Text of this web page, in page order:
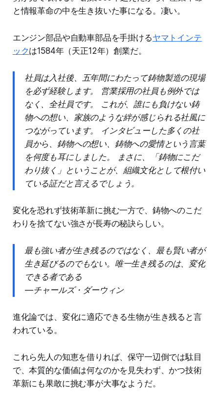
と情報革命の中を生き抜いた事になる。凄い。
エンジン部品や自動車部品を手掛けるヤマトインテ
ックは1584年（天正12年）創業だ。
社員は入社後、五年間にわたって鋳物製造の現場
を必ず経験します。 営業採用の社員も例外では
なく、全社員です。 これが、誰にも負けない鋳
物への想い、家族のような絆が感じられる社風に
つながっています。 インタビューした多くの社
員から、鋳物への想い、鋳物への愛情という言葉
を何度も耳にしました。 まさに、「鋳物にこだ
わり抜く」ということが、組織文化として根付い
ている証だと言えるでしょう。
変化を恐れず技術革新に挑む一方で、鋳物へのこだ
わりを捨てない強さが長寿の秘訣らしい。
最も強い者が生き残るのではなく、最も賢い者が
生き延びるのでもない。唯一生き残るのは、変化
できる者である
— チャールズ・ダーウィン
進化論では、変化に適応できる生物が生き残ると言
われている。
これら先人の知恵を借りれば、保守一辺倒では駄目
で、本質的な価値は何なのかを見失わず、かつ技術
革新にも果敢に挑む事が大事なようだ。